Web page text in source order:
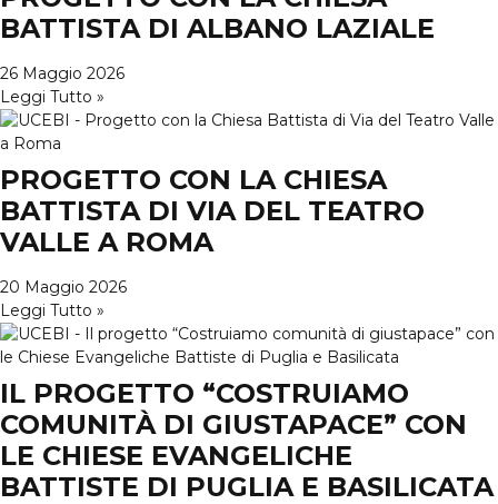
BATTISTA DI ALBANO LAZIALE
26 Maggio 2026
Leggi Tutto »
PROGETTO CON LA CHIESA
BATTISTA DI VIA DEL TEATRO
VALLE A ROMA
20 Maggio 2026
Leggi Tutto »
IL PROGETTO “COSTRUIAMO
COMUNITÀ DI GIUSTAPACE” CON
LE CHIESE EVANGELICHE
BATTISTE DI PUGLIA E BASILICATA